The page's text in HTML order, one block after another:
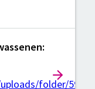
folder/